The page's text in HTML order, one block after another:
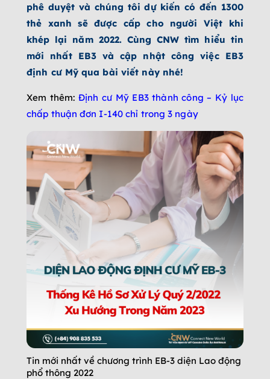
phê duyệt và chúng tôi dự kiến có đến 1300
thẻ xanh sẽ được cấp cho người Việt khi
khép lại năm 2022. Cùng CNW tìm hiểu tin
mới nhất EB3 và cập nhật công việc EB3
định cư Mỹ qua bài viết này nhé!
Xem thêm: Định cư Mỹ EB3 thành công – Kỷ lục
chấp thuận đơn I-140 chỉ trong 3 ngày
Tin mới nhất về chương trình EB-3 diện Lao động
phổ thông 2022